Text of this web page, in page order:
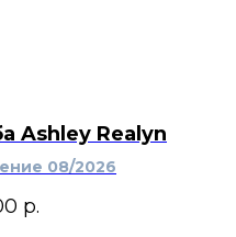
Ashley Realyn
08/2026
р.